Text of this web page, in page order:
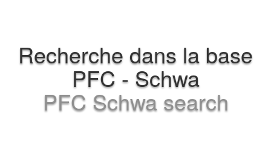
Recherche dans la base
PFC - Schwa
PFC Schwa search